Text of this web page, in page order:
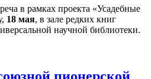
в рамках проекта «Усадебные
18 мая, в зале редких книг
научной библиотеки.